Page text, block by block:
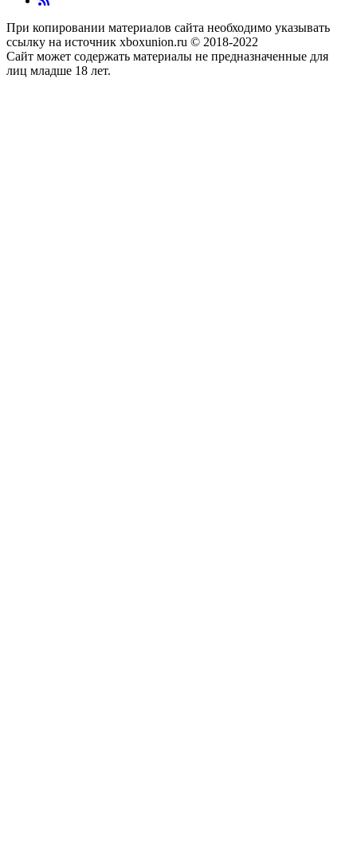
При копировании материалов сайта необходимо указывать
ссылку на источник xboxunion.ru © 2018-2022
Сайт может содержать материалы не предназначенные для
лиц младше 18 лет.